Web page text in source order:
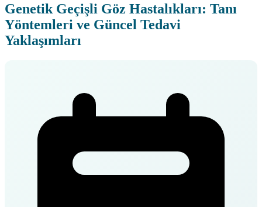
Genetik Geçişli Göz Hastalıkları: Tanı
Yöntemleri ve Güncel Tedavi
Yaklaşımları